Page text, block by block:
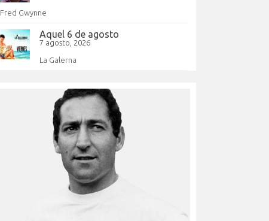
Fred Gwynne
Aquel 6 de agosto
7 agosto, 2026
La Galerna